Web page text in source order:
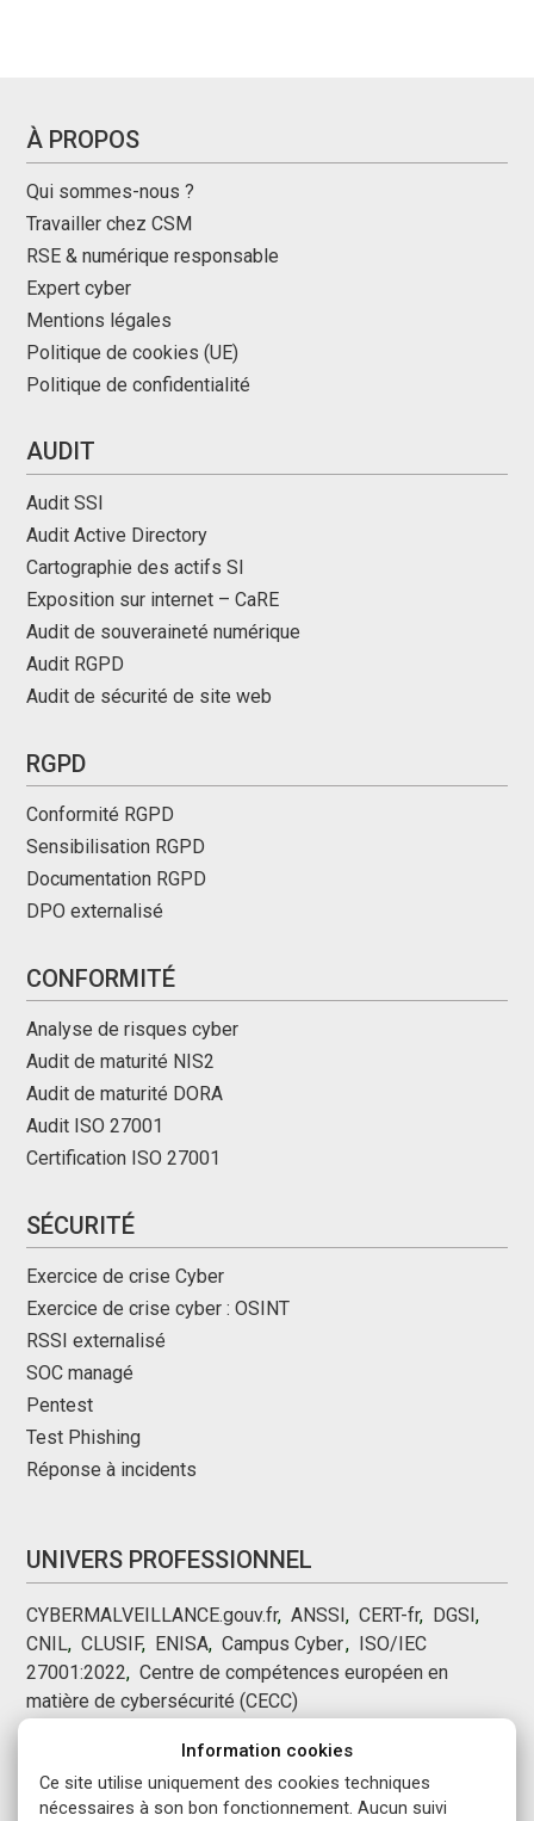
À PROPOS
Qui sommes-nous ?
Travailler chez CSM
RSE & numérique responsable
Expert cyber
Mentions légales
Politique de cookies (UE)
Politique de confidentialité
AUDIT
Audit SSI
Audit Active Directory
Cartographie des actifs SI
Exposition sur internet – CaRE
Audit de souveraineté numérique
Audit RGPD
Audit de sécurité de site web
RGPD
Conformité RGPD
Sensibilisation RGPD
Documentation RGPD
DPO externalisé
CONFORMITÉ
Analyse de risques cyber
Audit de maturité NIS2
Audit de maturité DORA
Audit ISO 27001
Certification ISO 27001
SÉCURITÉ
Exercice de crise Cyber
Exercice de crise cyber : OSINT
RSSI externalisé
SOC managé
Pentest
Test Phishing
Réponse à incidents
UNIVERS PROFESSIONNEL
CYBERMALVEILLANCE.gouv.fr,ANSSI,CERT-fr, DGSI,
CNIL,CLUSIF, ENISA,Campus Cyber,, ISO/IEC
27001:2022,Centre de compétences européen en
matière de cybersécurité (CECC)
Information cookies
Ce site utilise uniquement des cookies techniques
nécessaires à son bon fonctionnement. Aucun suivi